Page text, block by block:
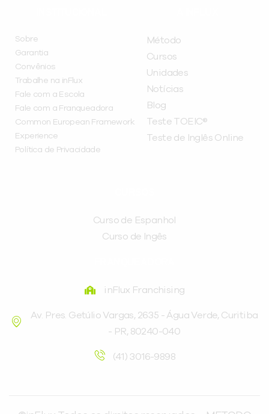
Sobre
Garantia
Convênios
Trabalhe na inFlux
Fale com a Escola
Fale com a Franqueadora
Common European Framework
Experience
Política de Privacidade
Método
Cursos
Unidades
Notícias
Blog
Teste TOEIC®
Teste de Inglês Online
Curso de Espanhol
Curso de Ingês
inFlux Franchising
Av. Pres. Getúlio Vargas, 2635 - Água Verde, Curitiba
- PR, 80240-040
(41) 3016-9898